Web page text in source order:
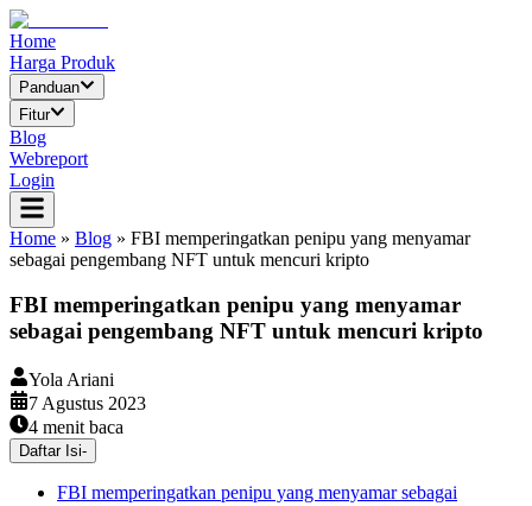
Home
Harga Produk
Panduan
Fitur
Blog
Webreport
Login
Home » Blog » FBI memperingatkan penipu yang menyamar
sebagai pengembang NFT untuk mencuri kripto
FBI memperingatkan penipu yang menyamar
sebagai pengembang NFT untuk mencuri kripto
Yola Ariani
7 Agustus 2023
4 menit baca
Daftar Isi-
FBI memperingatkan penipu yang menyamar sebagai